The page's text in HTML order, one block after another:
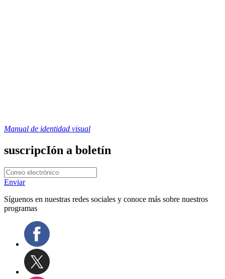
Manual de identidad visual
suscripcIón a boletín
Enviar
Síguenos en nuestras redes sociales y conoce más sobre nuestros
programas